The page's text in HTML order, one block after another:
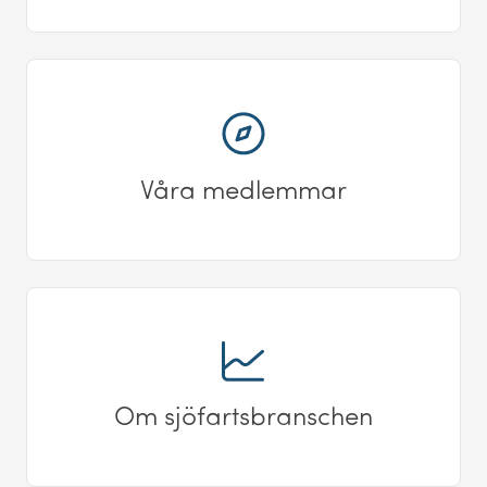
Våra medlemmar
Om sjöfartsbranschen